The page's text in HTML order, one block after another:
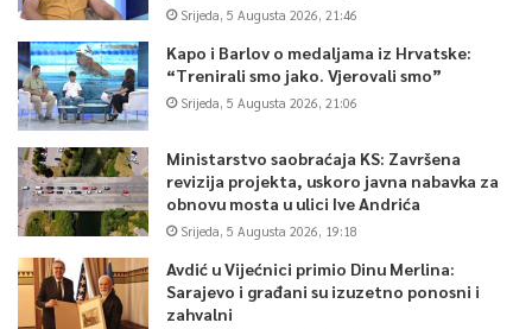
Srijeda, 5 Augusta 2026, 21:46
Kapo i Barlov o medaljama iz Hrvatske:
“Trenirali smo jako. Vjerovali smo”
Srijeda, 5 Augusta 2026, 21:06
Ministarstvo saobraćaja KS: Završena
revizija projekta, uskoro javna nabavka za
obnovu mosta u ulici Ive Andrića
Srijeda, 5 Augusta 2026, 19:18
Avdić u Vijećnici primio Dinu Merlina:
Sarajevo i građani su izuzetno ponosni i
zahvalni